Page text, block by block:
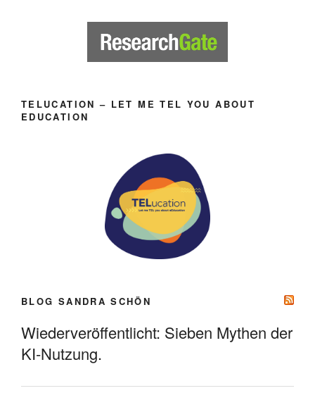
TELUCATION – LET ME TEL YOU ABOUT
EDUCATION
BLOG SANDRA SCHÖN
Wiederveröffentlicht: Sieben Mythen der
KI-Nutzung.